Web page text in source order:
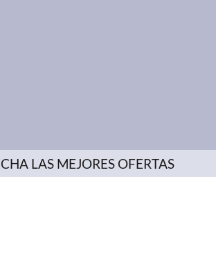
LAS MEJORES OFERTAS